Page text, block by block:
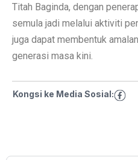
Titah Baginda, dengan
semula jadi melalui aktiviti
juga dapat membentuk
generasi masa kini.
Kongsi ke Media Sosial: